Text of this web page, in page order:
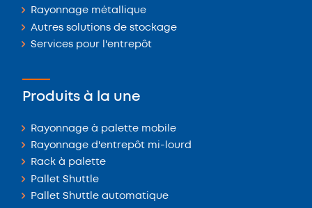
Rayonnage métallique
Autres solutions de stockage
Services pour l'entrepôt
Produits à la une
Rayonnage à palette mobile
Rayonnage d'entrepôt mi-lourd
Rack à palette
Pallet Shuttle
Pallet Shuttle automatique